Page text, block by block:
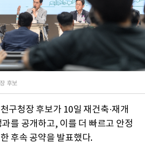
후보
구청장 후보가 10일 재건축·재개
를 공개하고, 이를 더 빠르고 안정
후속 공약을 발표했다.